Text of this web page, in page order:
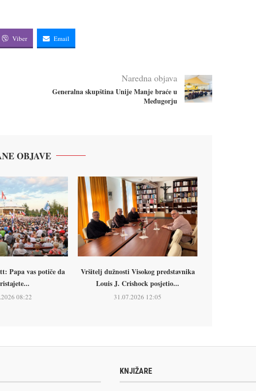
Viber Email
Naredna objava
Generalna skupština Unije Manje braće u
Međugorju
OBJAVE
Papa vas potiče da
08:22
Vršitelj dužnosti Visokog predstavnika
Louis J. Crishock posjetio...
31.07.2026 12:05
KNJIŽARE